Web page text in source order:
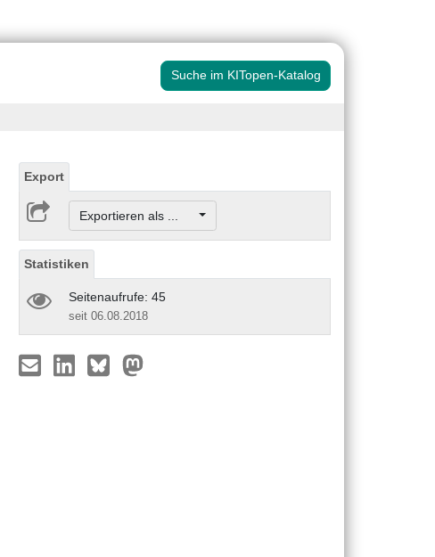
Suche im KITopen-Katalog
Export
Exportieren als ...
Statistiken
Seitenaufrufe: 45
seit 06.08.2018